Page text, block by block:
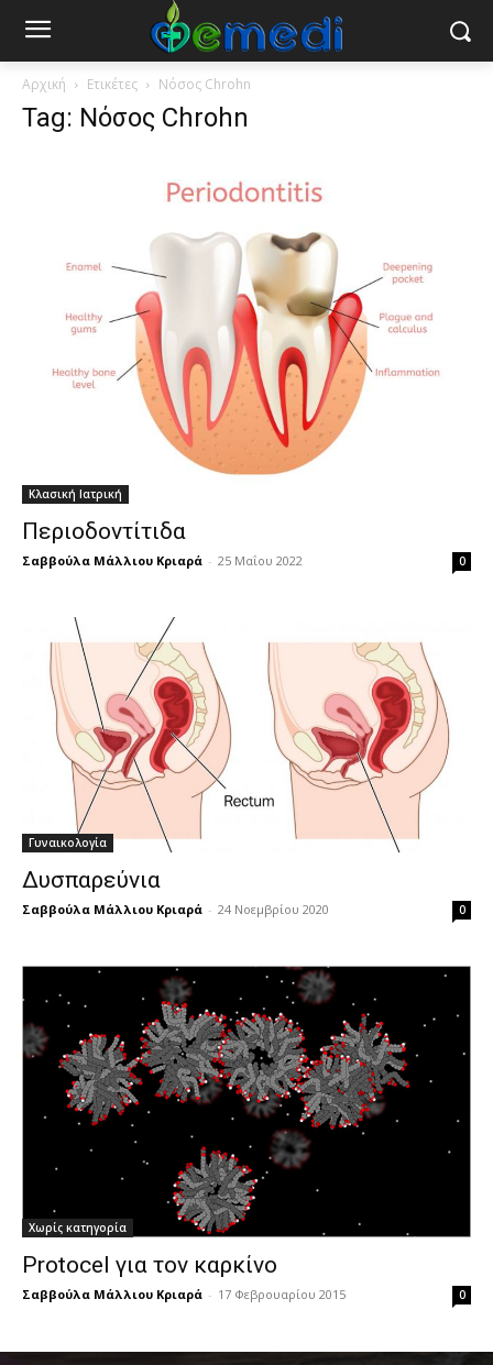
Αρχική Ετικέτες Νόσος Chrohn
Tag: Νόσος Chrohn
Κλασική Ιατρική
Περιοδοντίτιδα
Σαββούλα Μάλλιου Κριαρά - 25 Μαΐου 2022 0
Γυναικολογία
Δυσπαρεύνια
Σαββούλα Μάλλιου Κριαρά - 24 Νοεμβρίου 2020 0
Χωρίς κατηγορία
Protocel για τον καρκίνο
Σαββούλα Μάλλιου Κριαρά - 17 Φεβρουαρίου 2015 0